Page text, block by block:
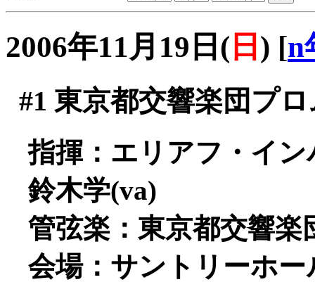
2006年11月19日( 日 ) [n
#1 東京都交響楽団プ
指揮：エリアフ・イン
鈴木学(va)
管弦楽：東京都交響楽
会場：サントリーホー